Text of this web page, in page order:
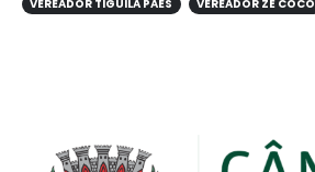
VEREADOR TIGUILA PAES
VEREADOR ZÉ COCO